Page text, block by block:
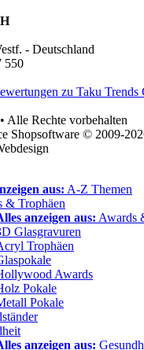
- Deutschland
550
Alle Rechte vorbehalten
Shopsoftware © 2009-
aus: A-Z Themen
& Trophäen
anzeigen aus: Awards
Glasgravuren
Trophäen
Awards
Pokale
Pokale
anzeigen aus: